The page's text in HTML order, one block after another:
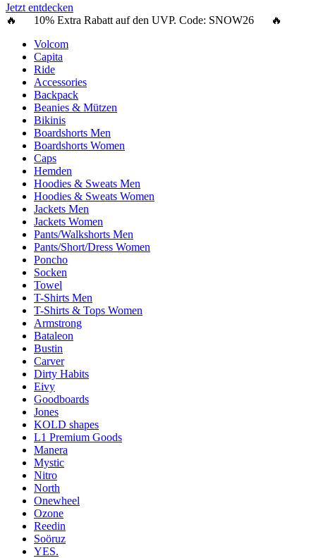
Jetzt entdecken
🔥 10% Extra Rabatt auf den UVP. Code: SNOW26 🔥
Volcom
Capita
Ride
Accessories
Backpack
Beanies & Mützen
Bikinis
Boardshorts Men
Boardshorts Women
Caps
Hemden
Hoodies & Sweats Men
Hoodies & Sweats Women
Jackets Men
Jackets Women
Pants/Walkshorts Men
Pants/Short/Dress Women
Poncho
Socken
Towel
T-Shirts Men
T-Shirts & Tops Women
Armstrong
Bataleon
Bustin
Carver
Dirty Habits
Eivy
Goodboards
Jones
KOLD shapes
L1 Premium Goods
Manera
Mystic
Nitro
North
Onewheel
Ozone
Reedin
Soöruz
YES.